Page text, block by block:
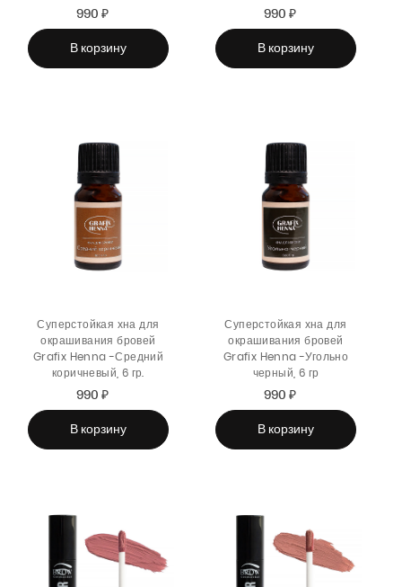
Sale
price
990 ₽
price
В корзину
Sale
price
990 ₽
price
В корзину
Суперстойкая хна для
окрашивания бровей
Grafix Henna -Средний
коричневый, 6 гр.
Sale
price
990 ₽
price
В корзину
Суперстойкая хна для
окрашивания бровей
Grafix Henna -Угольно
черный, 6 гр
Sale
price
990 ₽
price
В корзину